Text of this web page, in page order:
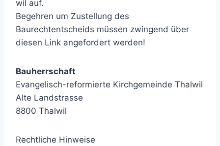
wil auf.
Begehren um Zustellung des
Baurechtentscheids müssen zwingend über
diesen Link angefordert werden!
Bauherrschaft
Evangelisch-reformierte Kirchgemeinde Thalwil
Alte Landstrasse
8800 Thalwil
Rechtliche Hinweise